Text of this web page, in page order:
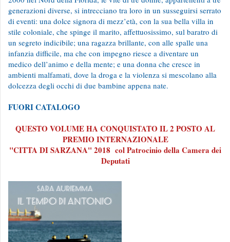
generazioni diverse, si intrecciano tra loro in un susseguirsi serrato
di eventi: una dolce signora di mezz’età, con la sua bella villa in
stile coloniale, che spinge il marito, affettuosissimo, sul baratro di
un segreto indicibile; una ragazza brillante, con alle spalle una
infanzia difficile, ma che con impegno riesce a diventare un
medico dell’animo e della mente; e una donna che cresce in
ambienti malfamati, dove la droga e la violenza si mescolano alla
dolcezza degli occhi di due bambine appena nate.
FUORI CATALOGO
QUESTO VOLUME HA CONQUISTATO IL 2 POSTO AL
PREMIO INTERNAZIONALE
"CITTA DI SARZANA" 2018 col Patrocinio della Camera dei
Deputati